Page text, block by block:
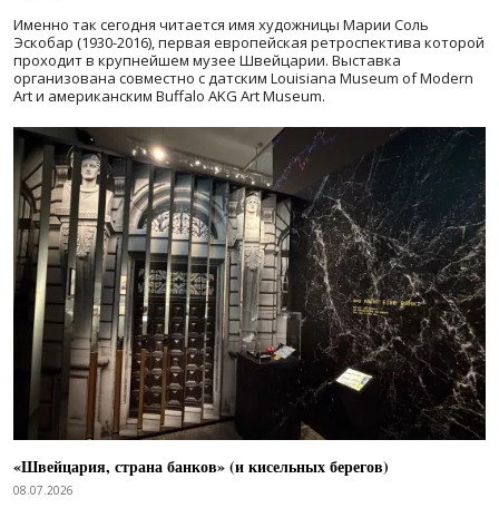
Именно так сегодня читается имя художницы Марии Соль
Эскобар (1930-2016), первая европейская ретроспектива которой
проходит в крупнейшем музее Швейцарии. Выставка
организована совместно с датским Louisiana Museum of Modern
Art и американским Buffalo AKG Art Museum.
«Швейцария, страна банков» (и кисельных берегов)
08.07.2026